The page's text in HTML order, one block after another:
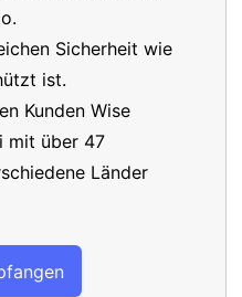
Sicherheit wie
ist.
Kunden Wise
mit über 47
Länder